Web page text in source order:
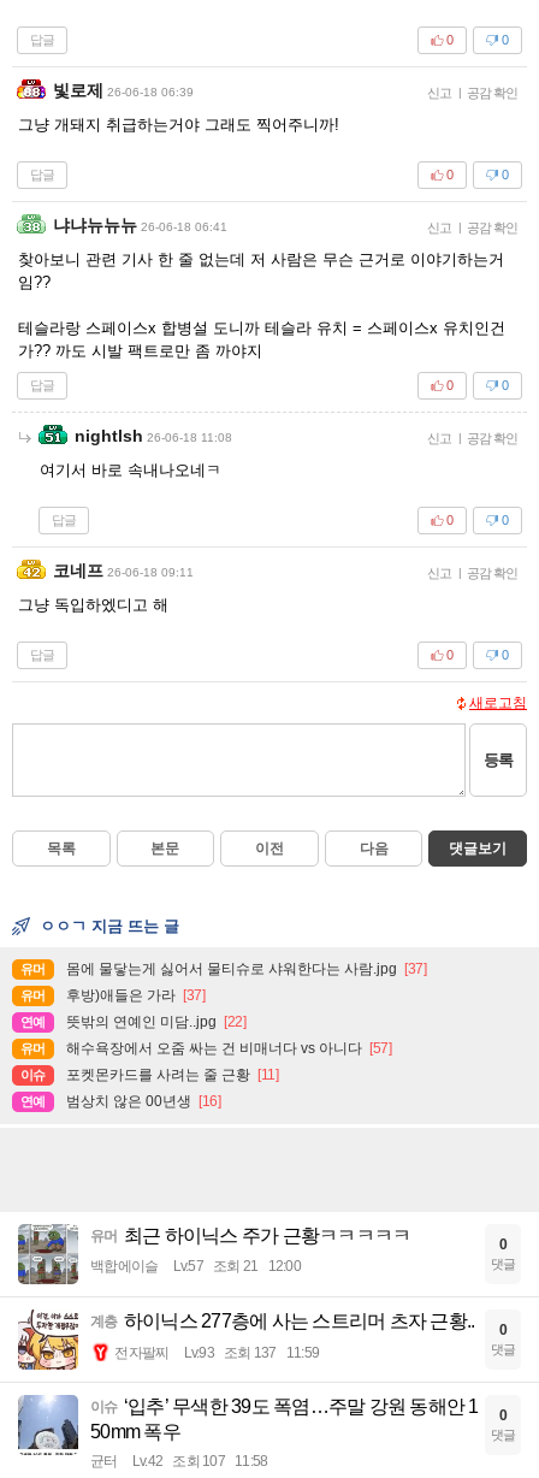
답글 0
0
빛로제 26-06-18 06:39 신고 | 공감 확인
그냥 개돼지 취급하는거야 그래도 찍어주니까!
답글 0
0
냐냐뉴뉴뉴 26-06-18 06:41 신고 | 공감 확인
찾아보니 관련 기사 한 줄 없는데 저 사람은 무슨 근거로 이야기하는거
임??
테슬라랑 스페이스x 합병설 도니까 테슬라 유치 = 스페이스x 유치인건
가?? 까도 시발 팩트로만 좀 까야지
답글 0
0
nightlsh 26-06-18 11:08 신고 | 공감 확인
여기서 바로 속내나오네ㅋ
답글 0
0
코네프 26-06-18 09:11 신고 | 공감 확인
그냥 독입하엤디고 해
답글 0
0
새로고침
등록
목록 본문 이전 다음 댓글보기
ㅇㅇㄱ 지금 뜨는 글
유머 몸에 물닿는게 싫어서 물티슈로 샤워한다는 사람.jpg [37]
유머 후방)애들은 가라 [37]
연예 뜻밖의 연예인 미담..jpg [22]
유머 해수욕장에서 오줌 싸는 건 비매너다 vs 아니다 [57]
이슈 포켓몬카드를 사려는 줄 근황 [11]
연예 범상치 않은 00년생 [16]
유머 최근 하이닉스 주가 근황ㅋㅋㅋㅋㅋ
백합에이슬 Lv.57 조회 21 12:00
0
댓글
계층 하이닉스 277층에 사는 스트리머 츠자 근황..
전자팔찌 Lv.93 조회 137 11:59
0
댓글
이슈 ‘입추’ 무색한 39도 폭염…주말 강원 동해안 1
50mm 폭우
균터 Lv.42 조회 107 11:58
0
댓글